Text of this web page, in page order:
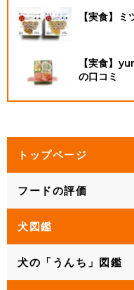
【実食】
【実食】
の口コミ
トップページ
フードの評価
犬図鑑
犬の「うんち」図鑑